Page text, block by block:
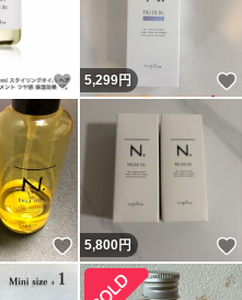
いいね！
5,299円
いいね！
5,800円